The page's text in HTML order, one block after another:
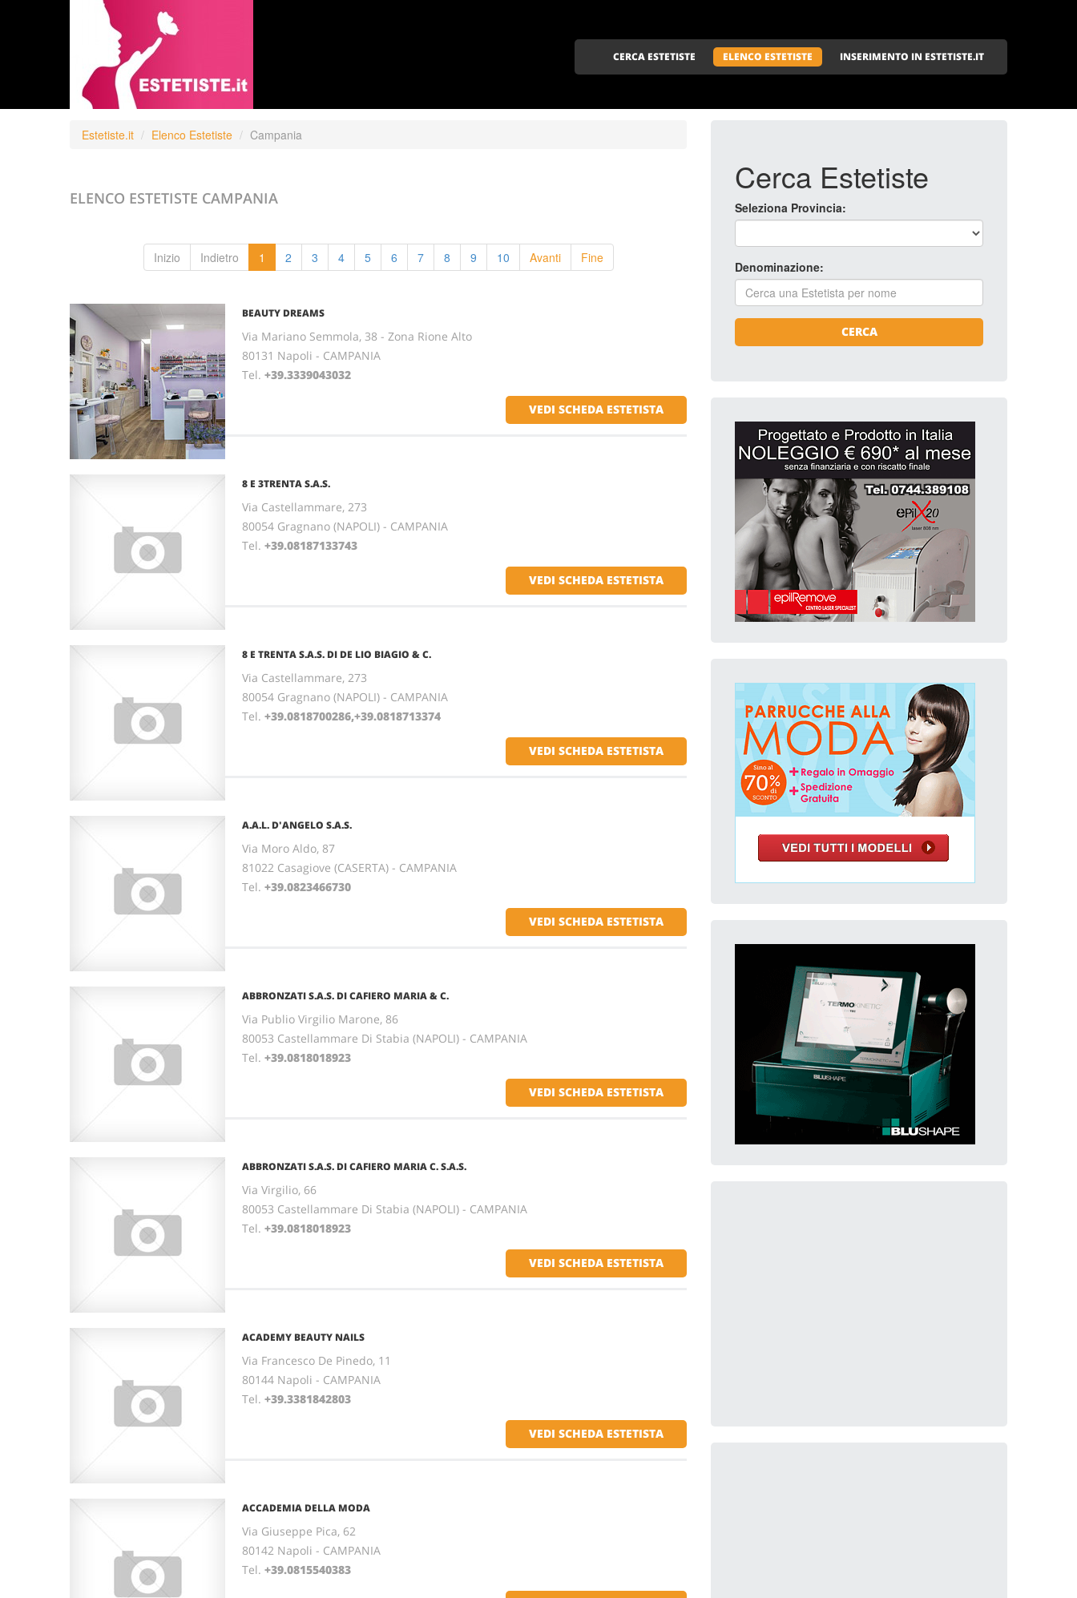
CERCA ESTETISTE ELENCO ESTETISTE INSERIMENTO IN ESTETISTE.IT
Estetiste.it Elenco Estetiste Campania
ELENCO ESTETISTE CAMPANIA
Inizio Indietro 1 2 3 4 5 6 7 8 9 10 Avanti Fine
BEAUTY DREAMS
Via Mariano Semmola, 38 - Zona Rione Alto
80131 Napoli - CAMPANIA
Tel. +39.3339043032
VEDI SCHEDA ESTETISTA
8 E 3TRENTA S.A.S.
Via Castellammare, 273
80054 Gragnano (NAPOLI) - CAMPANIA
Tel. +39.08187133743
VEDI SCHEDA ESTETISTA
8 E TRENTA S.A.S. DI DE LIO BIAGIO & C.
Via Castellammare, 273
80054 Gragnano (NAPOLI) - CAMPANIA
Tel. +39.0818700286,+39.0818713374
VEDI SCHEDA ESTETISTA
A.A.L. D'ANGELO S.A.S.
Via Moro Aldo, 87
81022 Casagiove (CASERTA) - CAMPANIA
Tel. +39.0823466730
VEDI SCHEDA ESTETISTA
ABBRONZATI S.A.S. DI CAFIERO MARIA & C.
Via Publio Virgilio Marone, 86
80053 Castellammare Di Stabia (NAPOLI) - CAMPANIA
Tel. +39.0818018923
VEDI SCHEDA ESTETISTA
ABBRONZATI S.A.S. DI CAFIERO MARIA C. S.A.S.
Via Virgilio, 66
80053 Castellammare Di Stabia (NAPOLI) - CAMPANIA
Tel. +39.0818018923
VEDI SCHEDA ESTETISTA
ACADEMY BEAUTY NAILS
Via Francesco De Pinedo, 11
80144 Napoli - CAMPANIA
Tel. +39.3381842803
VEDI SCHEDA ESTETISTA
ACCADEMIA DELLA MODA
Via Giuseppe Pica, 62
80142 Napoli - CAMPANIA
Tel. +39.0815540383
Cerca Estetiste
Seleziona Provincia:
Denominazione:
CERCA